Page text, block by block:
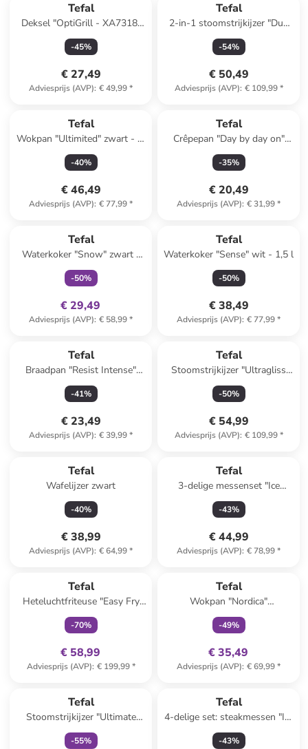
Tefal
Deksel "OptiGrill - XA7318"
zilverkleurig/zwart
-45%
€ 27,49
Adviesprijs (AVP): € 49,99*
Tefal
2-in-1 stoomstrijkijzer "Duo
Power" wit/zwart/groen
-54%
€ 50,49
Adviesprijs (AVP): € 109,99*
Tefal
Wokpan "Ultimited" zwart - Ø
28 cm
-40%
€ 46,49
Adviesprijs (AVP): € 77,99*
Tefal
Crêpepan "Day by day on"
zwart - Ø 25 cm
-35%
€ 20,49
Adviesprijs (AVP): € 31,99*
Tefal
Waterkoker "Snow" zwart -
1,7 l
-50%
€ 29,49
Adviesprijs (AVP): € 58,99*
Tefal
Waterkoker "Sense" wit - 1,5 l
-50%
€ 38,49
Adviesprijs (AVP): € 77,99*
Tefal
Braadpan "Resist Intense"
bruin/zwart - Ø 20 cm
-41%
€ 23,49
Adviesprijs (AVP): € 39,99*
Tefal
Stoomstrijkijzer "Ultragliss
Plus" petrol
-50%
€ 54,99
Adviesprijs (AVP): € 109,99*
Tefal
Wafelijzer zwart
-40%
€ 38,99
Adviesprijs (AVP): € 64,99*
Tefal
3-delige messenset "Ice
Force" zilverkleurig/zwart
-43%
€ 44,99
Adviesprijs (AVP): € 78,99*
Tefal
Heteluchtfriteuse "Easy Fry
Max" donkergroen
-70%
€ 58,99
Adviesprijs (AVP): € 199,99*
Tefal
Wokpan "Nordica"
zilverkleurig/zwart - Ø 28 cm
-49%
€ 35,49
Adviesprijs (AVP): € 69,99*
Tefal
Stoomstrijkijzer "Ultimate
Pure" groen/zwart
-55%
Tefal
4-delige set: steakmessen "Ice
Force" zilverkleurig/zwart -
(L)11 cm
-43%